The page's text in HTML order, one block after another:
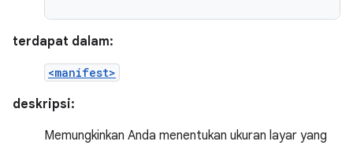
terdapat dalam:
<manifest>
deskripsi:
Memungkinkan Anda menentukan ukuran layar yang